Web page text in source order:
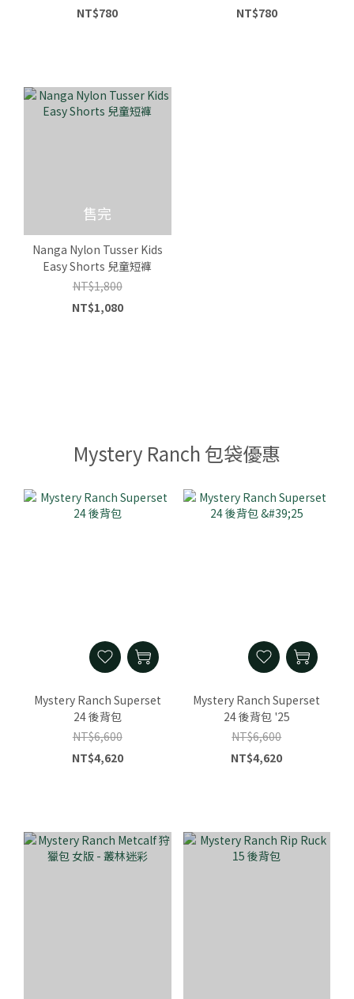
NT$780
NT$780
售完
Nanga Nylon Tusser Kids
Easy Shorts 兒童短褲
NT$1,800
NT$1,080
Mystery Ranch 包袋優惠
Mystery Ranch Superset
24 後背包
NT$6,600
NT$4,620
Mystery Ranch Superset
24 後背包 '25
NT$6,600
NT$4,620